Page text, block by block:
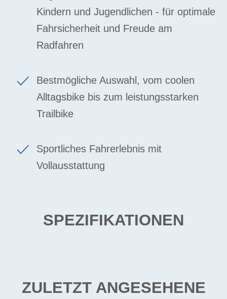
Kindern und Jugendlichen - für optimale
Fahrsicherheit und Freude am
Radfahren
Bestmögliche Auswahl, vom coolen
Alltagsbike bis zum leistungsstarken
Trailbike
Sportliches Fahrerlebnis mit
Vollausstattung
SPEZIFIKATIONEN
ZULETZT ANGESEHENE